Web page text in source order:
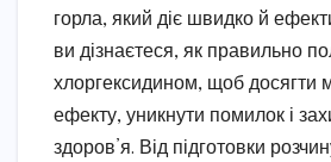
горла, який діє швидко й
ви дізнаєтеся, як правильно
хлоргексидином, щоб досягти
ефекту, уникнути помилок і
здоров’я. Від підготовки